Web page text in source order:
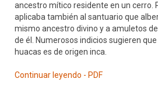
ancestro mítico residente en un cerro.
aplicaba también al santuario que
mismo ancestro divino y a amuletos
de él. Numerosos indicios sugieren
huacas es de origen inca.
Continuar leyendo - PDF